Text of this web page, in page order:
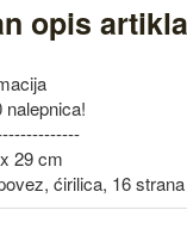
opis artikla
nalepnica!
29 cm
ćirilica, 16